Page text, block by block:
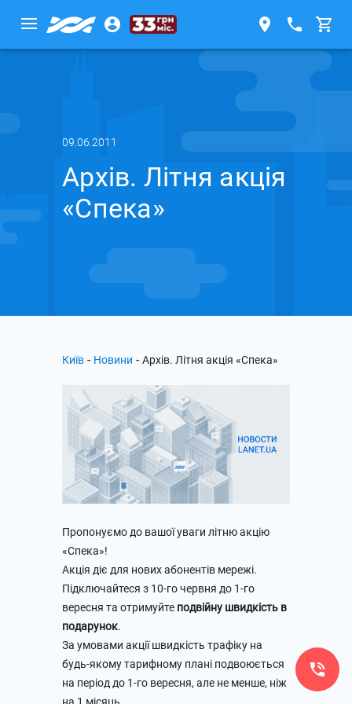
09.06.2011
Архів. Літня акція
«Спека»
Київ - Новини - Архів. Літня акція «Спека»
Пропонуємо до вашої уваги літню акцію
«Спека»!
Акція діє для нових абонентів мережі.
Підключайтеся з 10-го червня до 1-го
вересня та отримуйте подвійну швидкість в
подарунок.
За умовами акції швидкість трафіку на
будь-якому тарифному плані подвоюється
на період до 1-го вересня, але не менше, ніж